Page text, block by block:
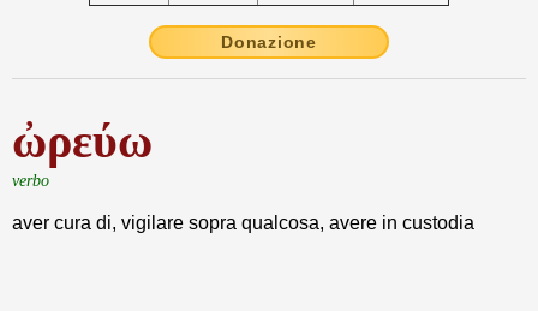
Donazione
ὠρεύω
verbo
aver cura di, vigilare sopra qualcosa, avere in custodia